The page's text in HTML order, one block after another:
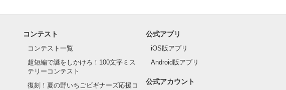
コンテスト
コンテスト一覧
超短編で謎をしかけろ！100文字ミス
テリーコンテスト
復刻！夏の野いちごビギナーズ応援コ
公式アプリ
iOS版アプリ
Android版アプリ
公式アカウント